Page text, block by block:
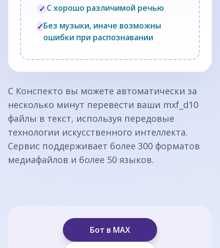
✓ С хорошо различимой речью
✓Без музыки, иначе возможны
ошибки при распознавании
С Конспекто вы можете автоматически за
несколько минут перевести ваши mxf_d10
файлы в текст, используя передовые
технологии искусственного интеллекта.
Сервис поддерживает более 300 форматов
медиафайлов и более 50 языков.
Бот в MAX